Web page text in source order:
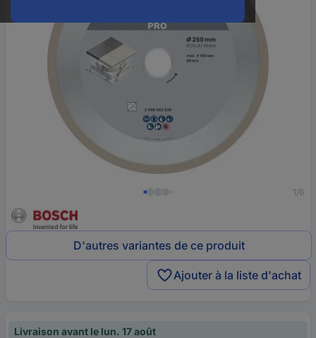
1/6
D'autres variantes de ce produit
Ajouter à la liste d'achat
Livraison avant le lun. 17 août